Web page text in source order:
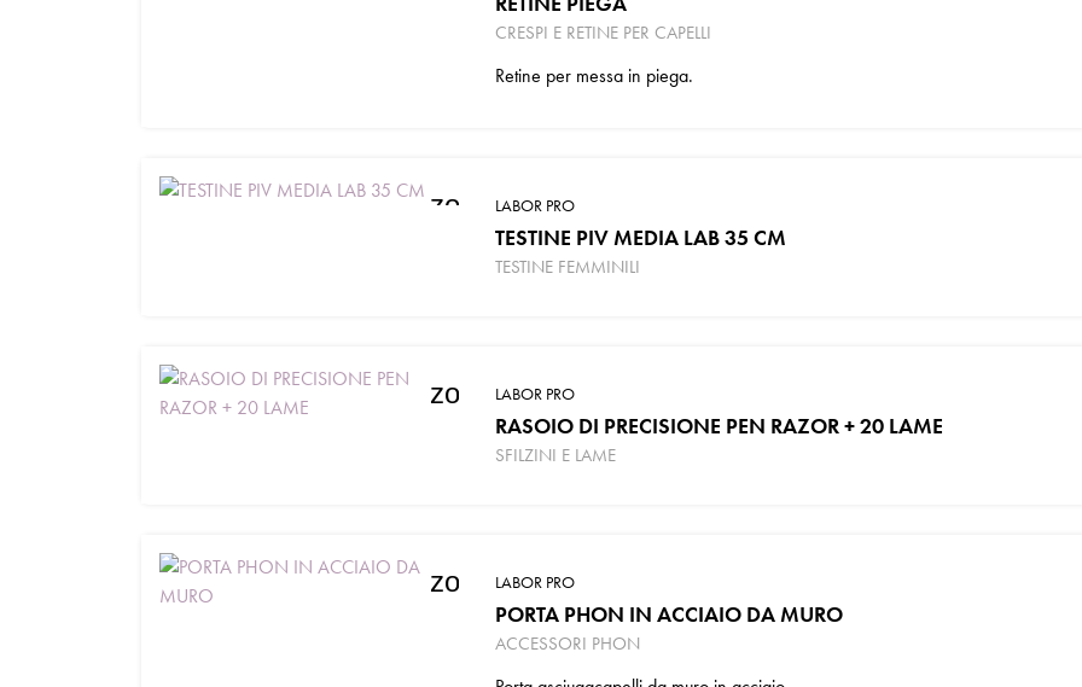
CRESPI E RETINE PER CAPELLI
Retine per messa in piega.
zoom_inLABOR PRO
TESTINE PIV MEDIA LAB 35 CM
TESTINE FEMMINILI
zoom_inLABOR PRO
RASOIO DI PRECISIONE PEN RAZOR + 20 LAME
SFILZINI E LAME
zoom_inLABOR PRO
PORTA PHON IN ACCIAIO DA MURO
ACCESSORI PHON